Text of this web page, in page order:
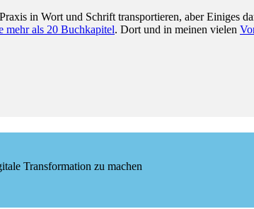
in Wort und Schrift transportieren, aber Einiges
mehr als 20 Buchkapitel. Dort und in meinen vielen
Transformation zu machen